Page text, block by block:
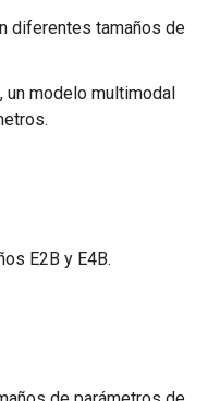
diferentes tamaños de
, un modelo multimodal
E2B y E4B.